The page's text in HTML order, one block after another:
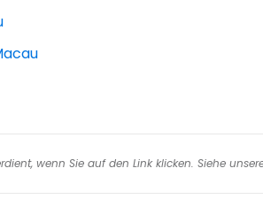
wenn Sie auf den Link klicken. Siehe